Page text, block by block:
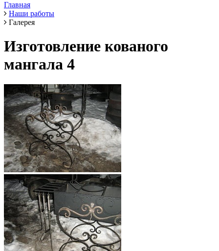
Главная
Наши работы
Галерея
Изготовление кованого
мангала 4